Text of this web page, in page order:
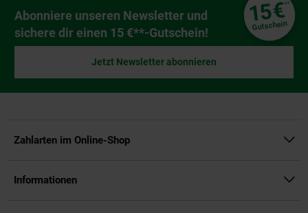
Newsletter Anmeldung
Abonniere unseren Newsletter und
sichere dir einen 15 €**-Gutschein!
15€**
Gutschein
Jetzt Newsletter abonnieren
Zahlarten im Online-Shop
Informationen